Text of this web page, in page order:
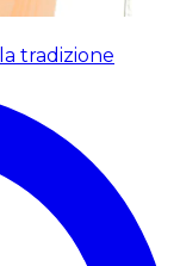
tradizione